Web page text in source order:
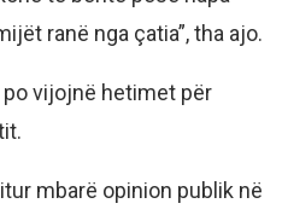
ranë nga çatia”, tha ajo.
vijojnë hetimet për
mbarë opinion publik në